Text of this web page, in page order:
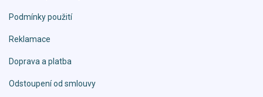
Podmínky použití
Reklamace
Doprava a platba
Odstoupení od smlouvy